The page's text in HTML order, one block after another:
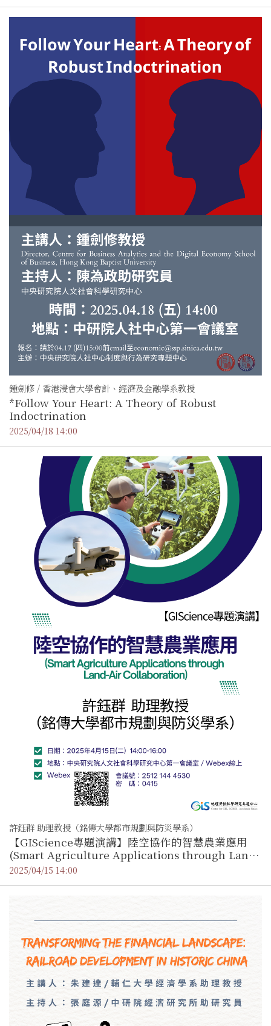
鍾劍修 / 香港浸會大學會計、經濟及金融學系教授
*Follow Your Heart: A Theory of Robust
Indoctrination
2025/04/18 14:00
許鈺群 助理教授（銘傳大學都市規劃與防災學系）
【GIScience專題演講】陸空協作的智慧農業應用
(Smart Agriculture Applications through Land-
Air Collaboration)
2025/04/15 14:00